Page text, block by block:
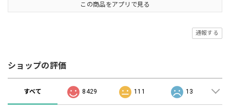
この商品をアプリで見る
通報する
ショップの評価
すべて 8429 111 13